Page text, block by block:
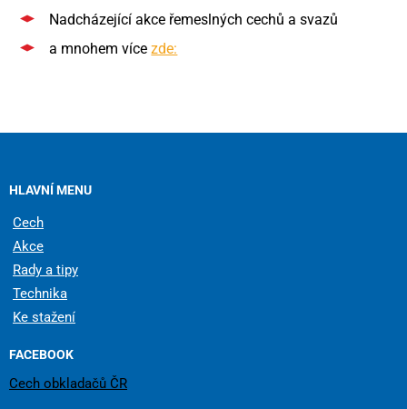
Nadcházející akce řemeslných cechů a svazů
a mnohem vícezde:
HLAVNÍ MENU
Cech
Akce
Rady a tipy
Technika
Ke stažení
FACEBOOK
Cech obkladačů ČR